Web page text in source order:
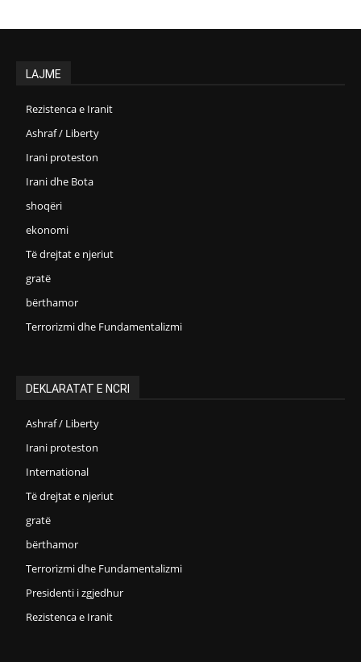
LAJME
Rezistenca e Iranit
Ashraf / Liberty
Irani proteston
Irani dhe Bota
shoqëri
ekonomi
Të drejtat e njeriut
gratë
bërthamor
Terrorizmi dhe Fundamentalizmi
DEKLARATAT E NCRI
Ashraf / Liberty
Irani proteston
International
Të drejtat e njeriut
gratë
bërthamor
Terrorizmi dhe Fundamentalizmi
Presidenti i zgjedhur
Rezistenca e Iranit